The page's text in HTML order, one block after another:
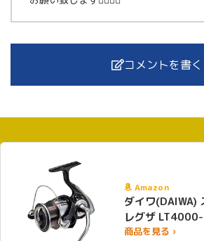
コメントを書く
Amazon
ダイワ(DAIWA) スピニングリール 23
レグザ
商品を見る ›